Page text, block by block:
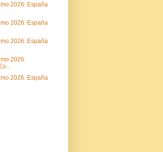
2026: España
2026: España
2026: España
2026:
2026: España